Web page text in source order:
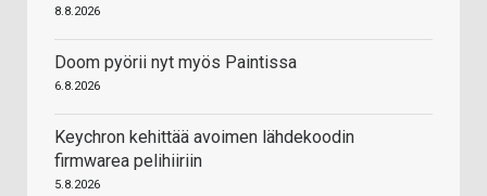
8.8.2026
Doom pyörii nyt myös Paintissa
6.8.2026
Keychron kehittää avoimen lähdekoodin
firmwarea pelihiiriin
5.8.2026